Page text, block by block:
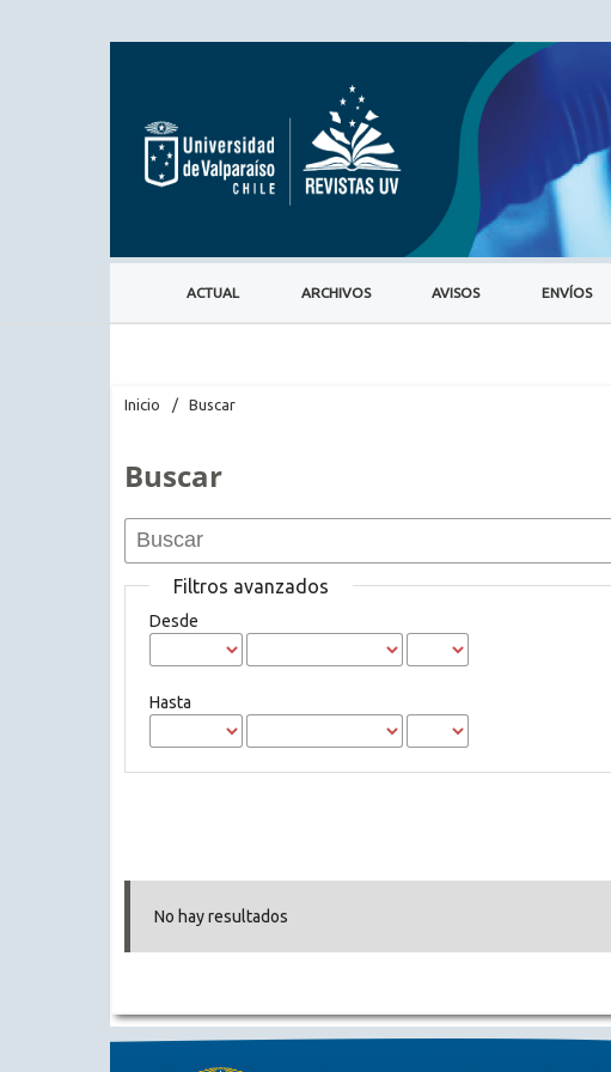
ACTUAL ARCHIVOS AVISOS ENVÍOS
Inicio / Buscar
Buscar
Filtros avanzados
Desde
Hasta
No hay resultados